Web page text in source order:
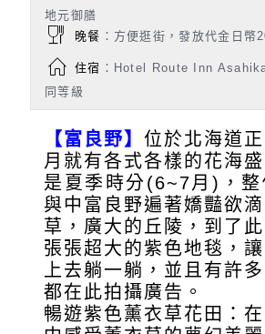
地元御膳
晚餐 ：方便逛街，發放代金日幣
住宿 ：Hotel Route Inn
同等級
【富良野】 位於北海道
月就有各式各樣的花海
是夏季時分(6~7月)，整
與中富良野遍著嬌豔欲
草，廣大的丘陵，到了
張張超大的紫色地毯，
上去躺一躺，並且有許
都在此拍攝廣告。
暢遊紫色薰衣草花田：